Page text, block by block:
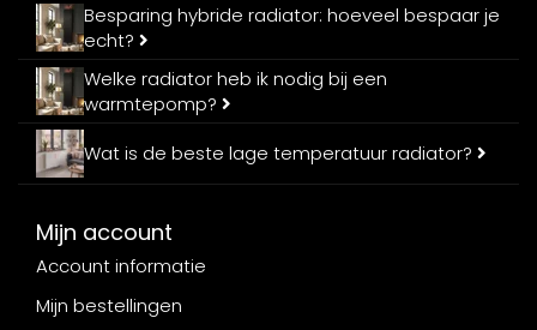
Besparing hybride radiator: hoeveel bespaar je
echt?
Welke radiator heb ik nodig bij een
warmtepomp?
Wat is de beste lage temperatuur radiator?
Mijn account
Account informatie
Mijn bestellingen